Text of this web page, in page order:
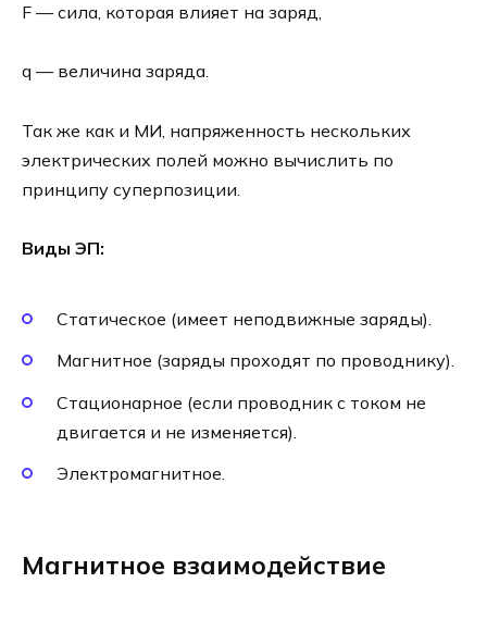
F — сила, которая влияет на заряд,
q — величина заряда.
Так же как и МИ, напряженность нескольких
электрических полей можно вычислить по
принципу суперпозиции.
Виды ЭП:
Статическое (имеет неподвижные заряды).
Магнитное (заряды проходят по проводнику).
Стационарное (если проводник с током не
двигается и не изменяется).
Электромагнитное.
Магнитное взаимодействие